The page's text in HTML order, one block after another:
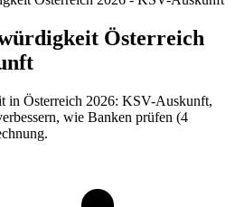
Österreich
in Österreich 2026: KSV-Auskunft,
wie Banken prüfen (4